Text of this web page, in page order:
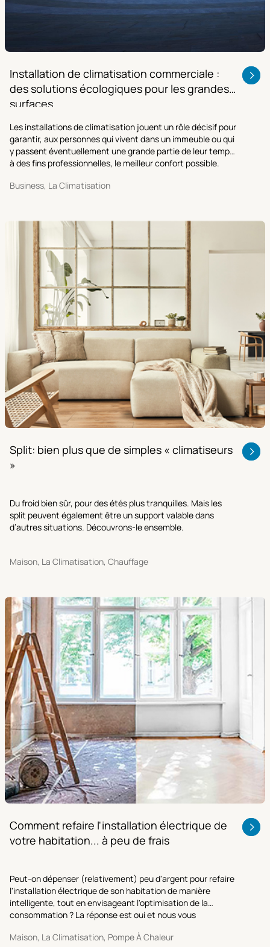
Installation de climatisation commerciale :
des solutions écologiques pour les grandes
surfaces
Les installations de climatisation jouent un rôle décisif pour
garantir, aux personnes qui vivent dans un immeuble ou qui
y passent éventuellement une grande partie de leur temps
à des fins professionnelles, le meilleur confort possible.
Business, La Climatisation
Split: bien plus que de simples « climatiseurs
»
Du froid bien sûr, pour des étés plus tranquilles. Mais les
split peuvent également être un support valable dans
d’autres situations. Découvrons-le ensemble.
Maison, La Climatisation, Chauffage
Comment refaire l'installation électrique de
votre habitation... à peu de frais
Peut-on dépenser (relativement) peu d'argent pour refaire
l'installation électrique de son habitation de manière
intelligente, tout en envisageant l'optimisation de la
consommation ? La réponse est oui et nous vous
Maison, La Climatisation, Pompe À Chaleur